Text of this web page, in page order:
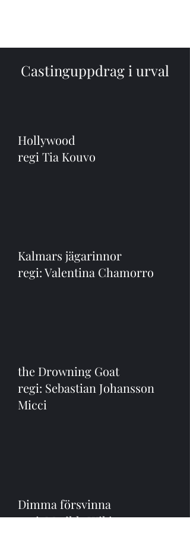
Castinguppdrag i urval
Hollywood
regi Tia Kouvo
Kalmars jägarinnor
regi: Valentina Chamorro
the Drowning Goat
regi: Sebastian Johansson
Micci
Dimma försvinna
regi: Matilda Wikingson